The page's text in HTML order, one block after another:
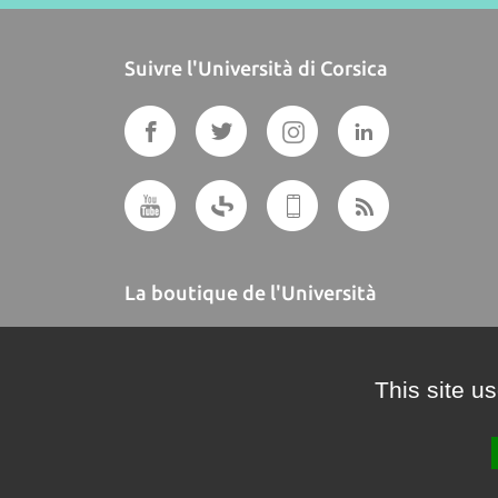
Suivre l'Università di Corsica
La boutique de l'Università
This site